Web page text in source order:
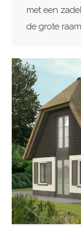
met een
de grote